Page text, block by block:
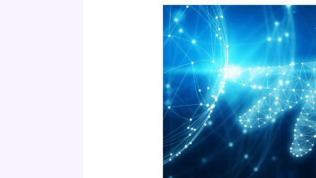
如
何
連
接
高
我?
引
用
自